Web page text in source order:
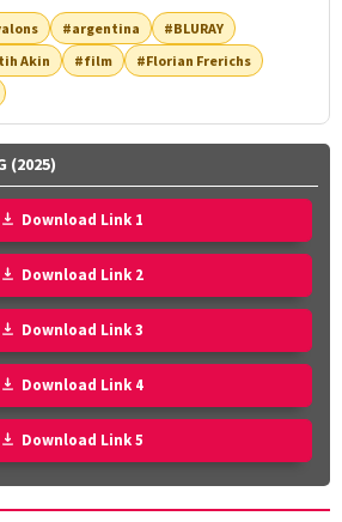
#argentina
#BLURAY
Akin #film
#Florian Frerichs
(2025)
Download Link 1
Download Link 2
Download Link 3
Download Link 4
Download Link 5